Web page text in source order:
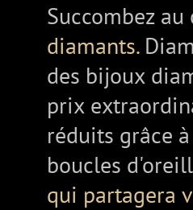
Succombez
diamants.
des bijoux
prix
réduits grâce à
boucles
qui partagera